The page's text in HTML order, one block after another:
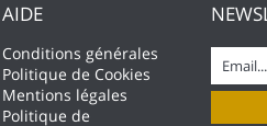
AIDE
Conditions générales
Politique de Cookies
Mentions légales
Politique de